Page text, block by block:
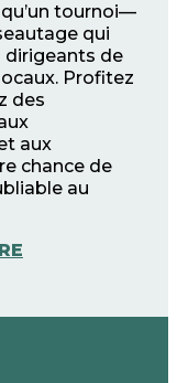
qu’un tournoi—
qui
dirigeants de
Profitez
des
aux
chance de
au